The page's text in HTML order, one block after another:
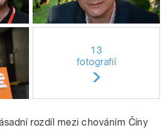
13
fotografií
rozdíl mezi chováním Číny